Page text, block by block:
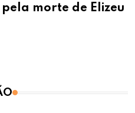
morte de Elizeu